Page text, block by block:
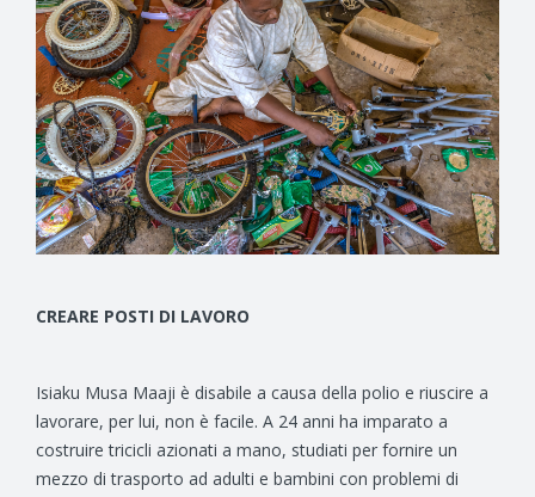
CREARE POSTI DI LAVORO
Isiaku Musa Maaji è disabile a causa della polio e riuscire a
lavorare, per lui, non è facile. A 24 anni ha imparato a
costruire tricicli azionati a mano, studiati per fornire un
mezzo di trasporto ad adulti e bambini con problemi di